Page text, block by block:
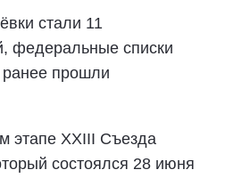
стали 11
федеральные списки
ранее прошли
этапе XXIII Съезда
состоялся 28 июня